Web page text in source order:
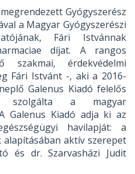
Gyógyszerész
a Magyar Gyógyszerészi
Fári Istvánnak
díjat. A rangos
szakmai, érdekvédelmi
Fári Istvánt -, aki a 2016-
Galenus Kiadó felelős
szolgálta a magyar
Galenus Kiadó adja ki az
havilapját: a
aktív szerepet
és dr. Szarvasházi Judit